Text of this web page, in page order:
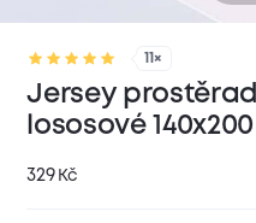
11×
Jersey
lososové
329 Kč